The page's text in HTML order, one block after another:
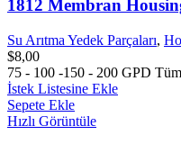
1812 Membran
Su Arıtma Yedek Parçaları,
$8,00
75 - 100 -150 - 200 GPD
İstek Listesine Ekle
Sepete Ekle
Hızlı Görüntüle